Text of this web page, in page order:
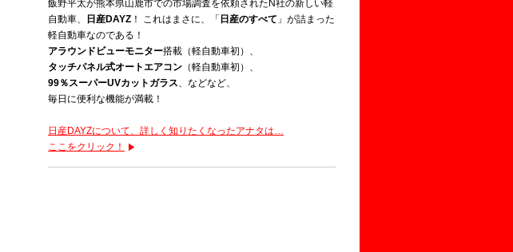
飯野平太が熊本県山鹿市での市場調査を依頼されたN社の新しい軽
自動車、
日産DAYZ ！ これはまさに、「 日産のすべて 」が詰まった
軽自動車なのである！
アラウンドビューモニター搭載（軽自動車初）、
タッチパネル式オートエアコン （軽自動車初）、
99％スーパーUVカットガラス、などなど、
毎日に便利な機能が満載！
日産DAYZについて、詳しく知りたくなったアナタは…
ここをクリック！